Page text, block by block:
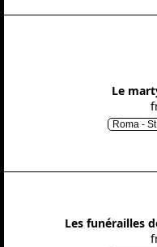
Le
Roma -
Les funérailles